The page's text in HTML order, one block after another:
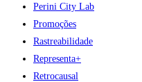
Perini City Lab
Promoções
Rastreabilidade
Representa+
Retrocausal